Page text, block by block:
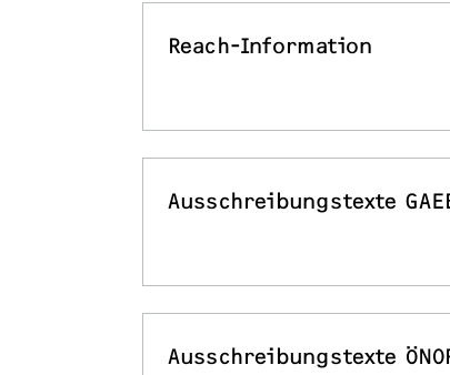
Reach-Information
Ausschreibungstexte
Ausschreibungstexte